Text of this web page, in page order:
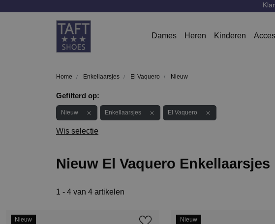
Dames Heren Kinderen
Home Enkellaarsjes El Vaquero Nieuw
Gefilterd op:
Nieuw Enkellaarsjes El Vaquero
Wis selectie
Nieuw El Vaquero Enkellaarsjes
1 - 4 van 4 artikelen
Nieuw Nieuw